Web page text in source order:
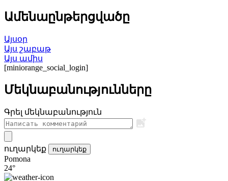
Ամենաընթերցվածը
Այսօր
Այս շաբաթ
Այս ամիս
[miniorange_social_login]
Մեկնաբանությունները
Գրել մեկնաբանություն
ուղարկեք ուղարկեք
Pomona
24°